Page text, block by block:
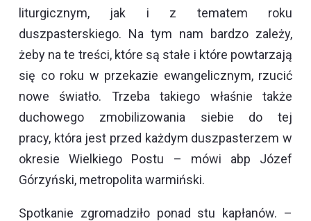
liturgicznym, jak i z tematem roku
duszpasterskiego. Na tym nam bardzo zależy,
żeby na te treści, które są stałe i które powtarzają
się co roku w przekazie ewangelicznym, rzucić
nowe światło. Trzeba takiego właśnie także
duchowego zmobilizowania siebie do tej
pracy, która jest przed każdym duszpasterzem w
okresie Wielkiego Postu – mówi abp Józef
Górzyński, metropolita warmiński.
Spotkanie zgromadziło ponad stu kapłanów. –